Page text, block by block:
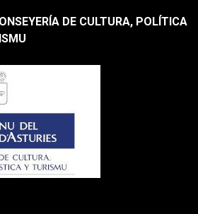
DE CULTURA, POLÍTICA